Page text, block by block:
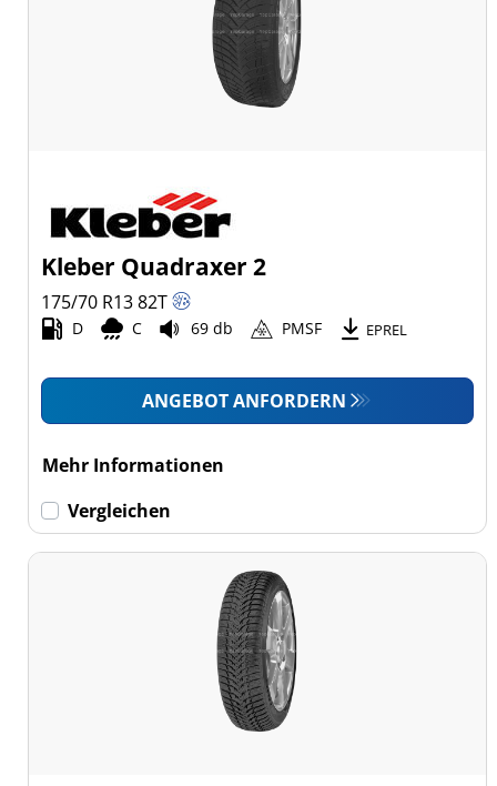
Kleber Quadraxer 2
175/70 R1382T
D C 69 db PMSF EPREL
ANGEBOT ANFORDERN
Mehr Informationen
Vergleichen